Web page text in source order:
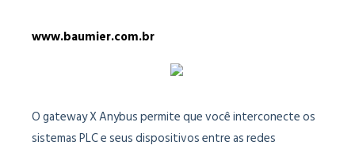
www.baumier.com.br
O gateway X Anybus permite que você interconecte os
sistemas PLC e seus dispositivos entre as redes